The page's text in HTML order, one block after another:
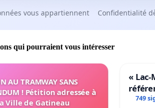
vous appartiennent Confidentialité
qui pourraient vous intéresser
AU TRAMWAY SANS
! Pétition adressée à
Ville de Gatineau
«
749